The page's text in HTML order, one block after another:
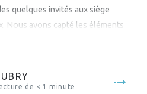
quelques invités aux siège
Nous avons capté les éléments
de < 1 minute